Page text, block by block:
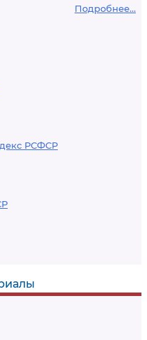
Подробнее...
РСФСР